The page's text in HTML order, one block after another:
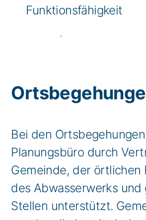
Funktionsfähigkeit
Bei den
Planungsbüro durch
Gemeinde, der örtlichen
des Abwasserwerks und
Stellen unterstützt.